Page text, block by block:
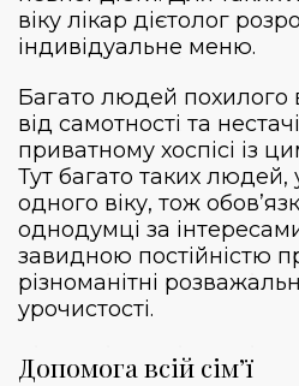
віку лікар дієтолог
індивідуальне меню.
Багато людей похилого
від самотності та
приватному хоспісі із
Тут багато таких людей,
одного віку, тож
однодумці за
завидною постійністю
різноманітні
урочистості.
Допомога всій сім’ї